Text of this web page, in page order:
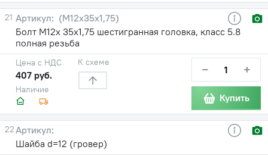
21
(М12х35х1,75)
Болт М12х 35х1,75 шестигранная головка, класс 5.8
полная резьба
Наличие
Цена с НДС
407 руб.
К схеме − +
Купить
22
Шайба d=12 (гровер)